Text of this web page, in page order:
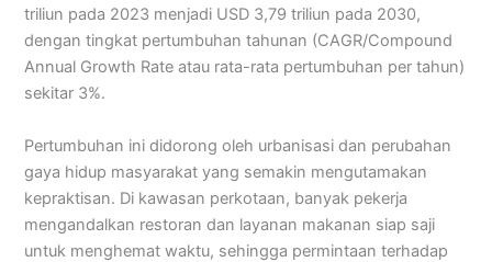
triliun pada 2023 menjadi USD 3,79 triliun pada 2030,
dengan tingkat pertumbuhan tahunan (CAGR/Compound
Annual Growth Rate atau rata-rata pertumbuhan per tahun)
sekitar 3%.
Pertumbuhan ini didorong oleh urbanisasi dan perubahan
gaya hidup masyarakat yang semakin mengutamakan
kepraktisan. Di kawasan perkotaan, banyak pekerja
mengandalkan restoran dan layanan makanan siap saji
untuk menghemat waktu, sehingga permintaan terhadap